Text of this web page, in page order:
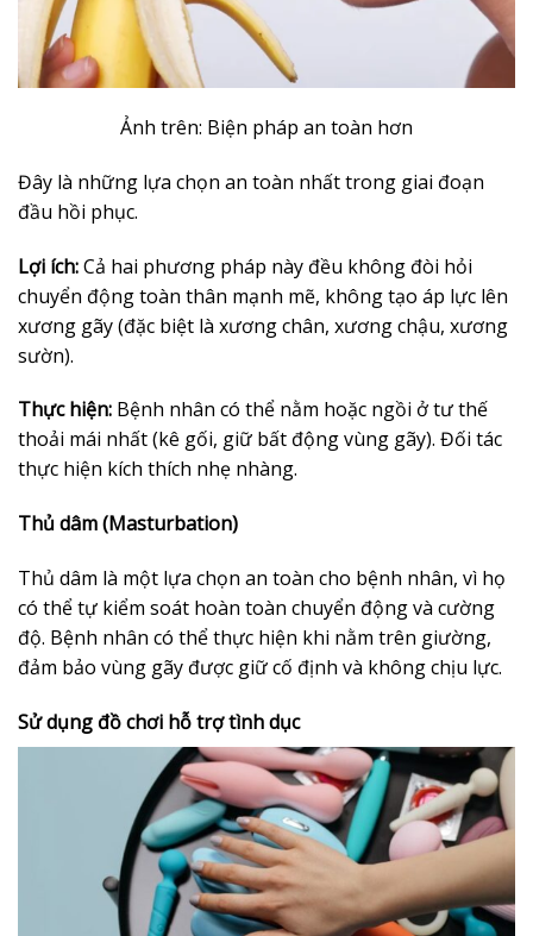
Ảnh trên: Biện pháp an toàn hơn
Đây là những lựa chọn an toàn nhất trong giai đoạn
đầu hồi phục.
Lợi ích:Cả hai phương pháp này đều không đòi hỏi
chuyển động toàn thân mạnh mẽ, không tạo áp lực lên
xương gãy (đặc biệt là xương chân, xương chậu, xương
sườn).
Thực hiện: Bệnh nhân có thể nằm hoặc ngồi ở tư thế
thoải mái nhất (kê gối, giữ bất động vùng gãy). Đối tác
thực hiện kích thích nhẹ nhàng.
Thủ dâm (Masturbation)
Thủ dâm là một lựa chọn an toàn cho bệnh nhân, vì họ
có thể tự kiểm soát hoàn toàn chuyển động và cường
độ. Bệnh nhân có thể thực hiện khi nằm trên giường,
đảm bảo vùng gãy được giữ cố định và không chịu lực.
Sử dụng đồ chơi hỗ trợ tình dục